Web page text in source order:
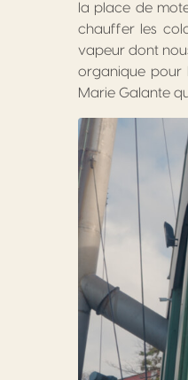
la place de
chauffer les
vapeur dont
organique pour
Marie Galante